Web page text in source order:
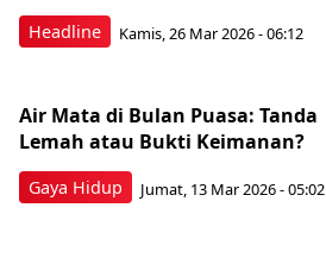
Headline Kamis, 26 Mar 2026 - 06:12
Gaya Hidup
Air Mata di Bulan Puasa: Tanda
Lemah atau Bukti Keimanan?
Jumat, 13 Mar 2026 - 05:02